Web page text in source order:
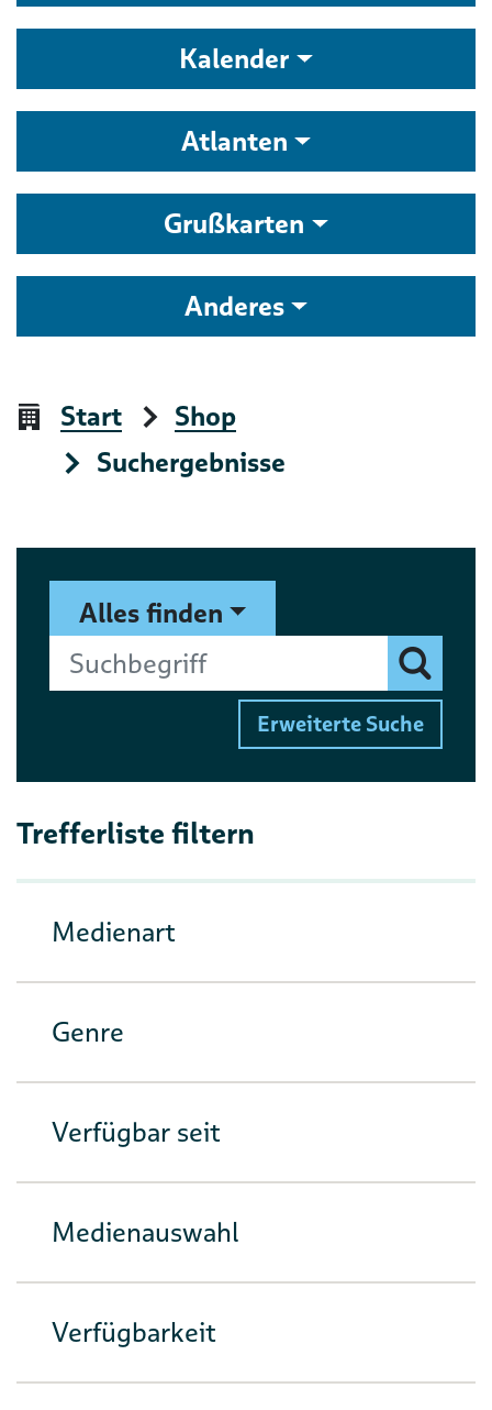
Kalender
Atlanten
Grußkarten
Anderes
Start
Shop
Suchergebnisse
Suchformular
Alles finden
Suchbegriff
Finden
Erweiterte Suche
Trefferliste filtern
Medienart
Genre
Verfügbar seit
Medienauswahl
Verfügbarkeit